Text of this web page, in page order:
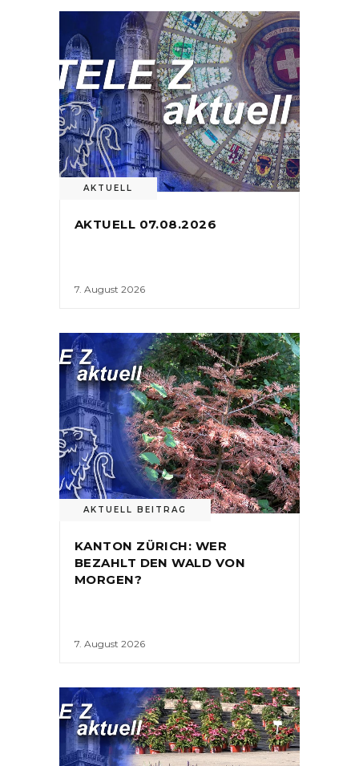
AKTUELL
AKTUELL 07.08.2026
7. August 2026
AKTUELL BEITRAG
KANTON ZÜRICH: WER
BEZAHLT DEN WALD VON
MORGEN?
7. August 2026